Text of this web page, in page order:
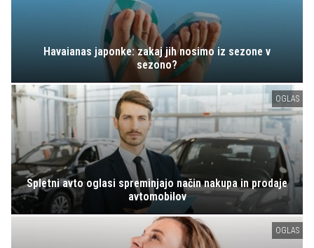
Havaianas japonke: zakaj jih nosimo iz sezone v
sezono?
OGLAS
Spletni avto oglasi spreminjajo način nakupa in prodaje
avtomobilov
OGLAS